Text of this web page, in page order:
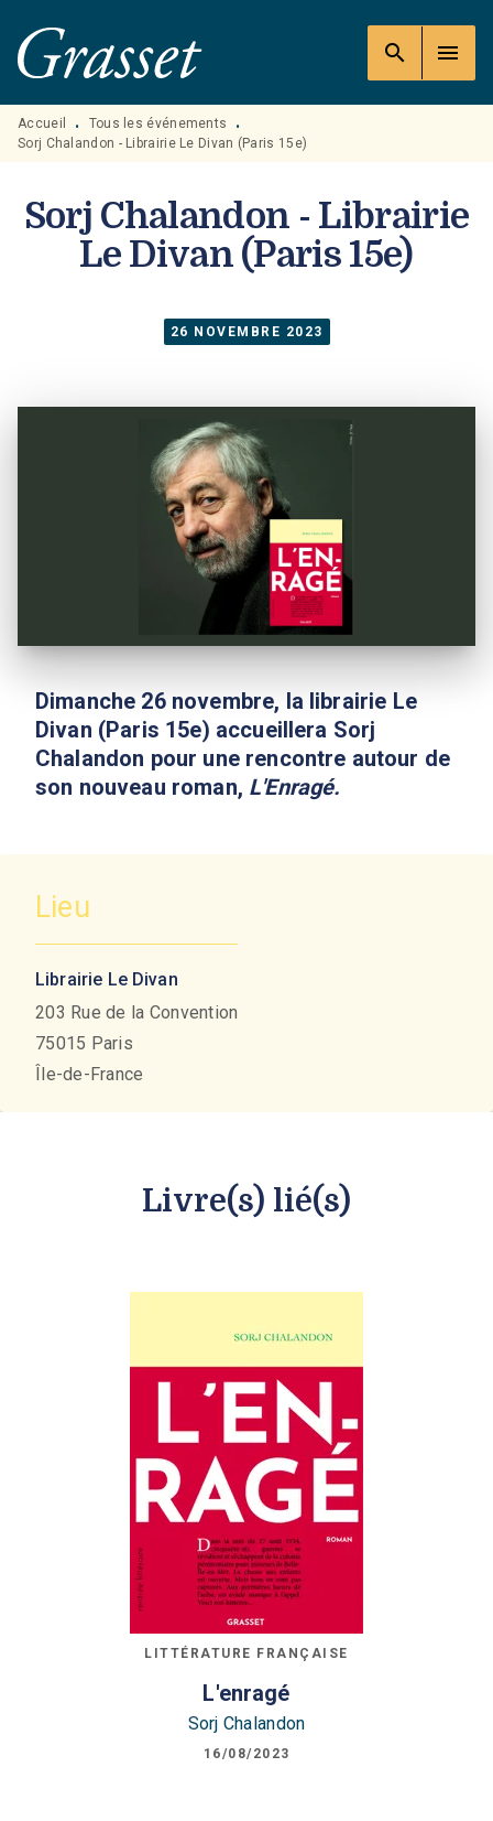
MENU RECHERCHE
PIED DE PAGE
search menu
Accueil • Tous les événements
•
Sorj Chalandon - Librairie Le Divan (Paris 15e)
Sorj Chalandon - Librairie
Le Divan (Paris 15e)
26 NOVEMBRE 2023
Dimanche 26 novembre, la librairie Le
Divan (Paris 15e) accueillera Sorj
Chalandon pour une rencontre autour de
son nouveau roman, L'Enragé.
Lieu
Librairie Le Divan
203 Rue de la Convention
75015 Paris
Île-de-France
Livre(s) lié(s)
LITTÉRATURE FRANÇAISE
L'enragé
Sorj Chalandon
16/08/2023